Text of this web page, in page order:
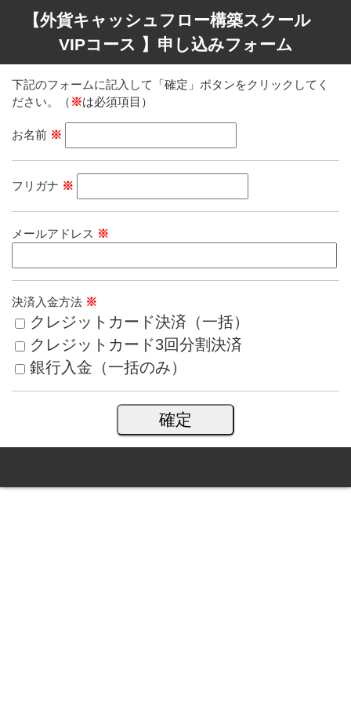
【外貨キャッシュフロー構築スクール
VIPコース 】申し込みフォーム
下記のフォームに記入して「確定」ボタンをクリックしてく
ださい。（ ※は必須項目）
お名前 ※
フリガナ ※
メールアドレス ※
決済入金方法 ※
クレジットカード決済（一括）
クレジットカード3回分割決済
銀行入金（一括のみ）